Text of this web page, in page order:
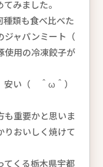
みました。
種類も食べ比べた
ジャパンミート（
使用の冷凍餃子が
安い（ ＾ω＾）
重要かと思いま
りおいしく焼けて
てくる栃木県宇都